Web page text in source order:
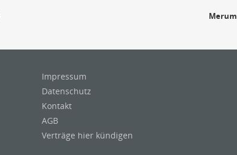
Merum
Impressum
Datenschutz
Kontakt
AGB
Verträge hier kündigen